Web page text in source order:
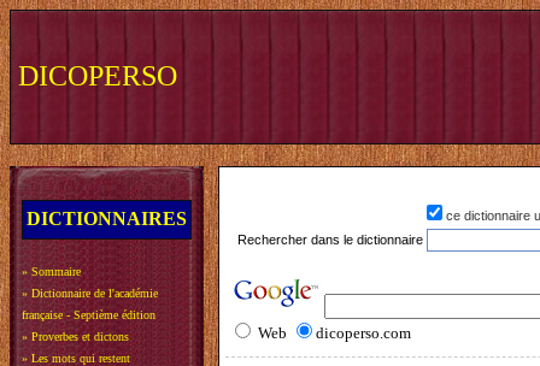
DICOPERSO
DICTIONNAIRES
» Sommaire
» Dictionnaire de l'académie
française - Septième édition
» Proverbes et dictons
» Les mots qui restent
ce dictionnaire
Rechercher dans le dictionnaire
Web dicoperso.com